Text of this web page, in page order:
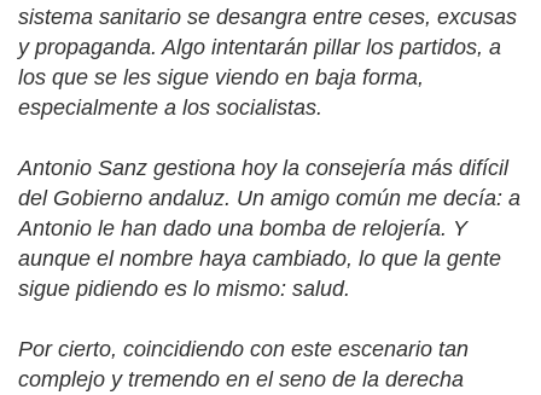
sistema sanitario se desangra entre ceses, excusas
y propaganda. Algo intentarán pillar los partidos, a
los que se les sigue viendo en baja forma,
especialmente a los socialistas.
Antonio Sanz gestiona hoy la consejería más difícil
del Gobierno andaluz. Un amigo común me decía: a
Antonio le han dado una bomba de relojería. Y
aunque el nombre haya cambiado, lo que la gente
sigue pidiendo es lo mismo: salud.
Por cierto, coincidiendo con este escenario tan
complejo y tremendo en el seno de la derecha